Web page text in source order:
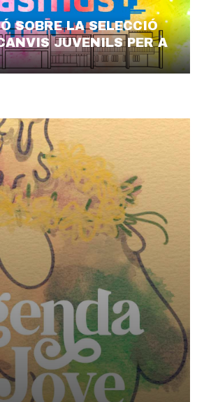
SOBRE LA SELECCIÓ
JUVENILS PER A